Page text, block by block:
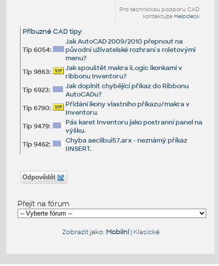
Pro technickou podporu CAD
kontaktujte Helpdesk
Příbuzné CAD tipy:
Tip 6054:
Jak AutoCAD 2009/2010 přepnout na
původní uživatelské rozhraní s roletovými
menu?
Tip 9863:
Jak spouštět makra iLogic ikonkami v
ribbonu Inventoru?
Tip 6923:
Jak doplnit chybějící příkaz do Ribbonu
AutoCADu?
Tip 6790:
Přidání ikony vlastního příkazu/makra v
Inventoru.
Tip 9479:
Pás karet Inventoru jako postranní panel na
výšku.
Tip 9462:
Chyba aeciibui57.arx - neznámý příkaz
IINSERT.
Odpovědět
Přejít na fórum
Zobrazit jako: Mobilní| Klasické